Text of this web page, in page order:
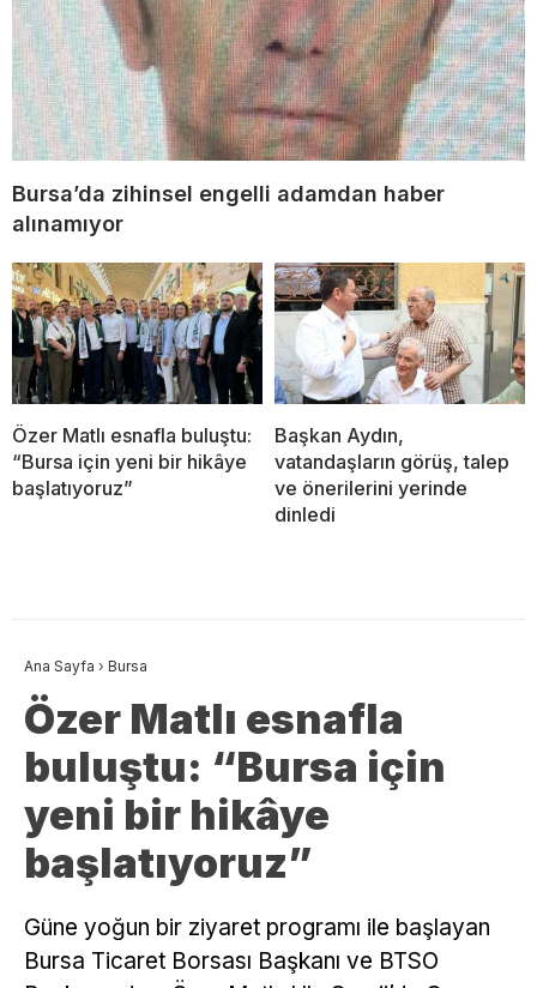
Bursa’da zihinsel engelli adamdan haber
alınamıyor
Özer Matlı esnafla buluştu:
“Bursa için yeni bir hikâye
başlatıyoruz”
Başkan Aydın,
vatandaşların görüş, talep
ve önerilerini yerinde
dinledi
Ana Sayfa › Bursa
Özer Matlı esnafla
buluştu: “Bursa için
yeni bir hikâye
başlatıyoruz”
​Güne yoğun bir ziyaret programı ile başlayan
Bursa Ticaret Borsası Başkanı ve BTSO